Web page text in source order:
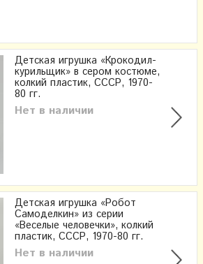
Детская игрушка «Крокодил-
курильщик» в сером костюме,
колкий пластик, СССР, 1970-
80 гг.
Нет в наличии
Детская игрушка «Робот
Самоделкин» из серии
«Веселые человечки», колкий
пластик, СССР, 1970-80 гг.
Нет в наличии